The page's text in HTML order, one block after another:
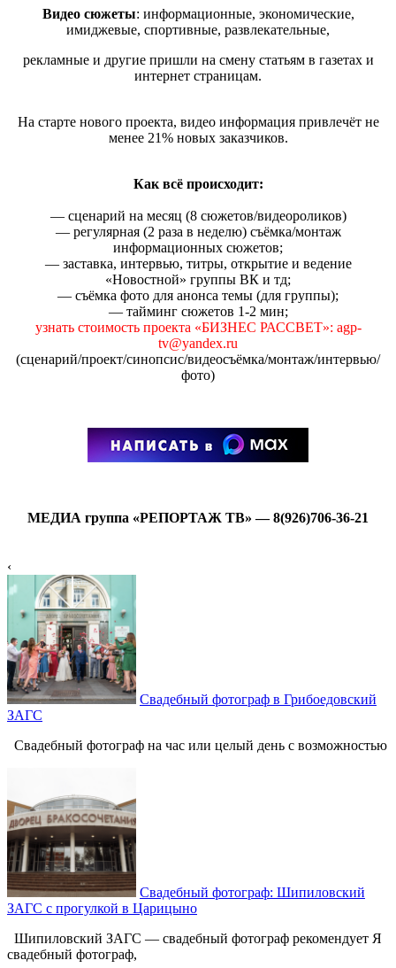
Видео сюжеты: информационные, экономические,
имиджевые, спортивные, развлекательные,
рекламные и другие пришли на смену статьям в газетах и
интернет страницам.
На старте нового проекта, видео информация привлечёт не
менее 21% новых заказчиков.
Как всё происходит:
— сценарий на месяц (8 сюжетов/видеороликов)
— регулярная (2 раза в неделю) съёмка/монтаж
информационных сюжетов;
— заставка, интервью, титры, открытие и ведение
«Новостной» группы ВК и тд;
— съёмка фото для анонса темы (для группы);
— тайминг сюжетов 1-2 мин;
узнать стоимость проекта «БИЗНЕС РАССВЕТ»: agp-
tv@yandex.ru
(сценарий/проект/синопсис/видеосъёмка/монтаж/интервью/
фото)
МЕДИА группа «РЕПОРТАЖ ТВ» — 8(926)706-36-21
‹
Свадебный фотограф в Грибоедовский
ЗАГС
Свадебный фотограф на час или целый день с возможностью
Свадебный фотограф: Шипиловский
ЗАГС с прогулкой в Царицыно
Шипиловский ЗАГС — свадебный фотограф рекомендует Я
свадебный фотограф,